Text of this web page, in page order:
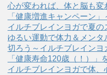
心が変われば、体と脳も
「健康増進キャンペーン
イルチブレインヨガで夏の
ゆるい運動で体力＆メンタ
切ろう～イルチブレイン
「健康寿命120歳（！）」
イルチブレインヨガで体、